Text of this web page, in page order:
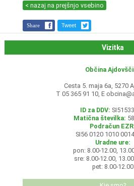
< nazaj na prejšnjo vsebino
Share Tweet
Vizitka
Občina
Cesta 5. maja 6a, 5270
T 05 365 91 10, E
ID za DDV:
Matična številka:
Podračun
SI56 0120 1010
Uradne ure:
pon: 8.00-12.00,
sre: 8.00-12.00,
pet: 8.00-12.00